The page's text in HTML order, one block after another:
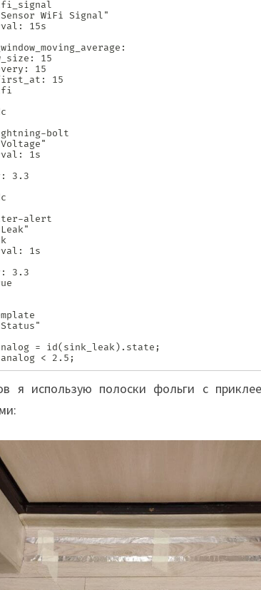
analog < 2.5;
я использую полоски фольги с